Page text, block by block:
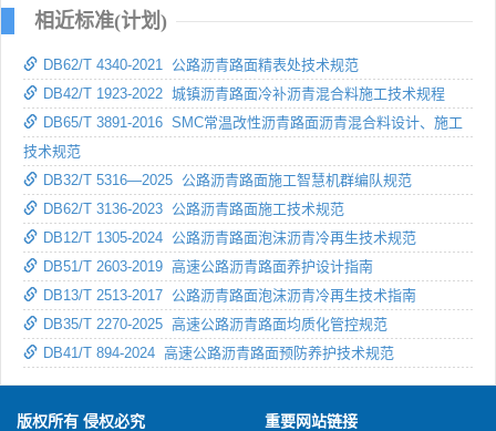
相近标准(计划)
DB62/T 4340-2021 公路沥青路面精表处技术规范
DB42/T 1923-2022 城镇沥青路面冷补沥青混合料施工技术规程
DB65/T 3891-2016 SMC常温改性沥青路面沥青混合料设计、施工
技术规范
DB32/T 5316—2025 公路沥青路面施工智慧机群编队规范
DB62/T 3136-2023 公路沥青路面施工技术规范
DB12/T 1305-2024 公路沥青路面泡沫沥青冷再生技术规范
DB51/T 2603-2019 高速公路沥青路面养护设计指南
DB13/T 2513-2017 公路沥青路面泡沫沥青冷再生技术指南
DB35/T 2270-2025 高速公路沥青路面均质化管控规范
DB41/T 894-2024 高速公路沥青路面预防养护技术规范
版权所有 侵权必究 重要网站链接